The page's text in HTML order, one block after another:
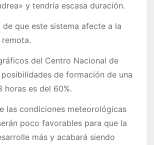
y tendría escasa duración.
que este sistema afecte a la
del Centro Nacional de
posibilidades de formación de una
horas es del 60%.
las condiciones meteorológicas
poco favorables para que la
más y acabará siendo